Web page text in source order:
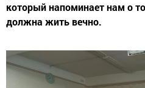
который напоминает нам о
должна жить вечно.